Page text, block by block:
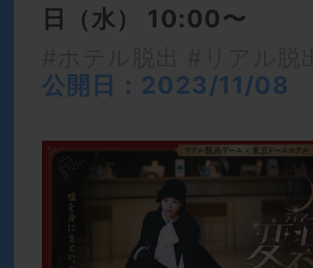
日（水） 10:00〜
公開日：2023/11/08